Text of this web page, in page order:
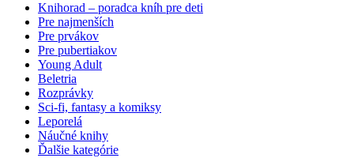
Knihorad – poradca kníh pre deti
Pre najmenších
Pre prvákov
Pre pubertiakov
Young Adult
Beletria
Rozprávky
Sci-fi, fantasy a komiksy
Leporelá
Náučné knihy
Ďalšie kategórie